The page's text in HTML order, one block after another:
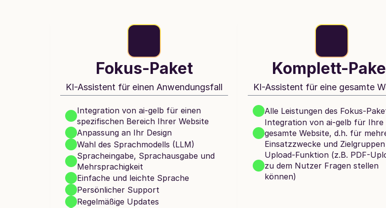
Fokus-Paket
KI-Assistent für einen Anwendungsfall
Integration von ai-gelb für einen
spezifischen Bereich Ihrer Website
Anpassung an Ihr Design
Wahl des Sprachmodells (LLM)
Spracheingabe, Sprachausgabe und
Mehrsprachigkeit
Einfache und leichte Sprache
Persönlicher Support
Regelmäßige Updates
Komplett-
KI-Assistent für eine gesamte
Alle Leistungen des Fokus-
Integration von ai-gelb für Ihre
gesamte Website, d.h. für
Einsatzzwecke und Zielgruppen
Upload-Funktion (z.B. PDF-
zu dem Nutzer Fragen stellen
können)